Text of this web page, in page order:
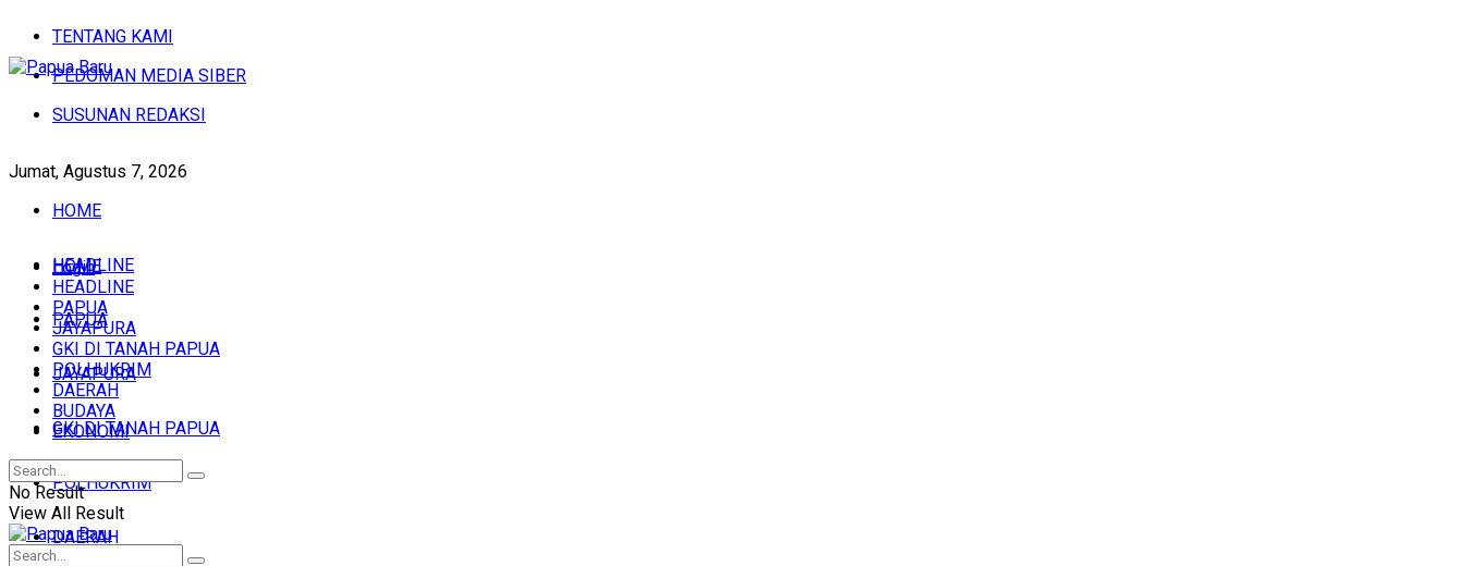
TENTANG KAMI
PEDOMAN MEDIA SIBER
SUSUNAN REDAKSI
Jumat, Agustus 7, 2026
Login
HOME
HEADLINE
PAPUA
JAYAPURA
GKI DI TANAH PAPUA
POLHUKRIM
DAERAH
HOME
HEADLINE
PAPUA
JAYAPURA
GKI DI TANAH PAPUA
POLHUKRIM
DAERAH
BUDAYA
EKONOMI
No Result
View All Result